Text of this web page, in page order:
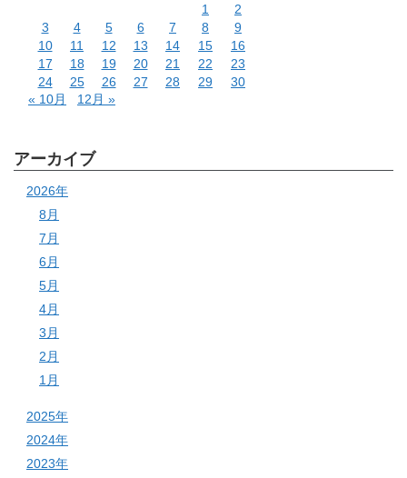
1
2
3
4 5 6 7 8
9
10
11 12 13 14 15
16
17
18 19 20 21 22
23
24
25 26 27 28 29
30
« 10月
12月 »
アーカイブ
2026年
8月
7月
6月
5月
4月
3月
2月
1月
2025年
2024年
2023年